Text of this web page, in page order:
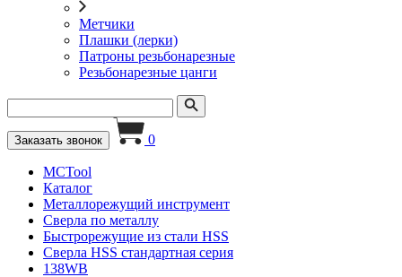
Метчики
Плашки (лерки)
Патроны резьбонарезные
Резьбонарезные цанги
Заказать звонок 0
MCTool
Каталог
Металлорежущий инструмент
Сверла по металлу
Быстрорежущие из стали HSS
Сверла HSS стандартная серия
138WB